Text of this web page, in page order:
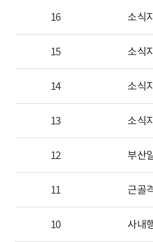
16 소식
15 소식
14 소식
13 소식
12 부산
11 근골
10 사내